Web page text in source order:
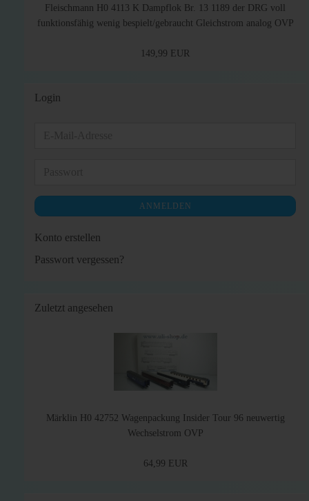
Fleischmann H0 4113 K Dampflok Br. 13 1189 der DRG voll
funktionsfähig wenig bespielt/gebraucht Gleichstrom analog OVP
149,99 EUR
Login
ANMELDEN
Konto erstellen
Passwort vergessen?
Zuletzt angesehen
Märklin H0 42752 Wagenpackung Insider Tour 96 neuwertig
Wechselstrom OVP
64,99 EUR